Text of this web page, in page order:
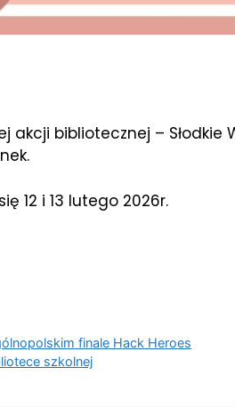
akcji bibliotecznej –
12 i 13 lutego 2026r.
finale Hack Heroes
szkolnej